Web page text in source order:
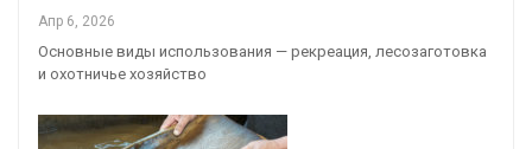
Апр 6, 2026
Основные виды использования — рекреация, лесозаготовка
и охотничье хозяйство